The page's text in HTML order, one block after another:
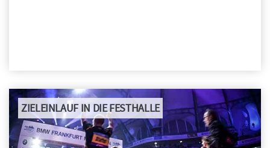
ZIELEINLAUF IN DIE FESTHALLE